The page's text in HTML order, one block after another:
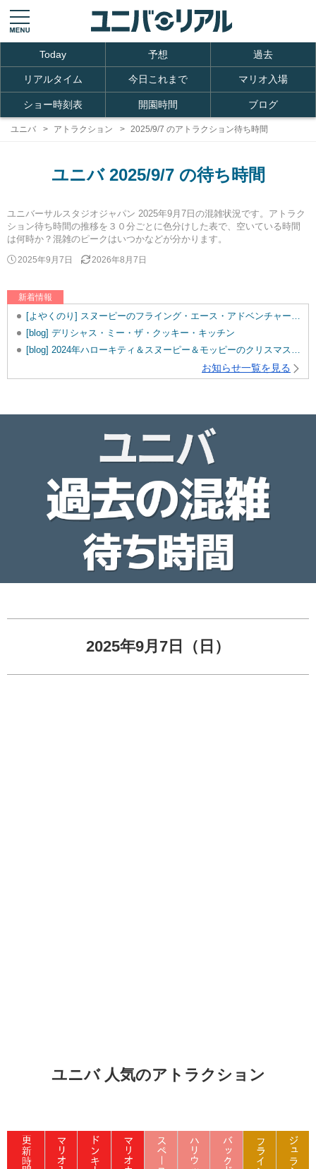
Today 予想 過去
リアルタイム 今日これまで マリオ入場
ショー時刻表 開園時間 ブログ
ユニバ アトラクション 2025/9/7 のアトラクション待ち時間
ユニバ 2025/9/7 の待ち時間
ユニバーサルスタジオジャパン 2025年9月7日の混雑状況です。アトラク
ション待ち時間の推移を３０分ごとに色分けした表で、空いている時間
は何時か？混雑のピークはいつかなどが分かります。
2025年9月7日 2026年8月7日
新着情報
[よやくのり] スヌーピーのフライング・エース・アドベンチャーを追加しました。
[blog] デリシャス・ミー・ザ・クッキー・キッチン
[blog] 2024年ハローキティ＆スヌーピー＆モッピーのクリスマスグッズ♡
お知らせ一覧を見る
2025年9月7日（日）
ユニバ 人気のアトラクション